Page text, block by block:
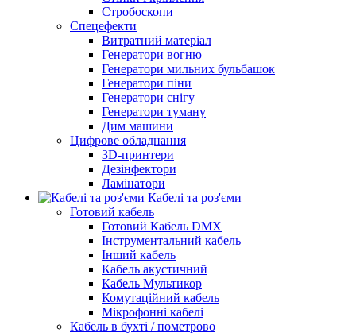
Стробоскопи
Спецефекти
Витратний матеріал
Генератори вогню
Генератори мильних бульбашок
Генератори піни
Генератори снігу
Генератори туману
Дим машини
Цифрове обладнання
3D-принтери
Дезінфектори
Ламінатори
Кабелі та роз'єми
Готовий кабель
Готовий Кабель DMX
Інструментальний кабель
Інший кабель
Кабель акустичний
Кабель Мультикор
Комутаційний кабель
Мікрофонні кабелі
Кабель в бухті / пометрово